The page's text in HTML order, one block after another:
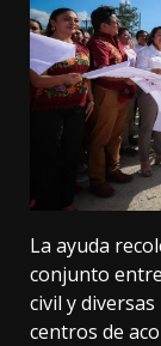
La ayuda
conjunto
civil y
centros de